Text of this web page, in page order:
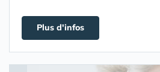
Plus d'infos